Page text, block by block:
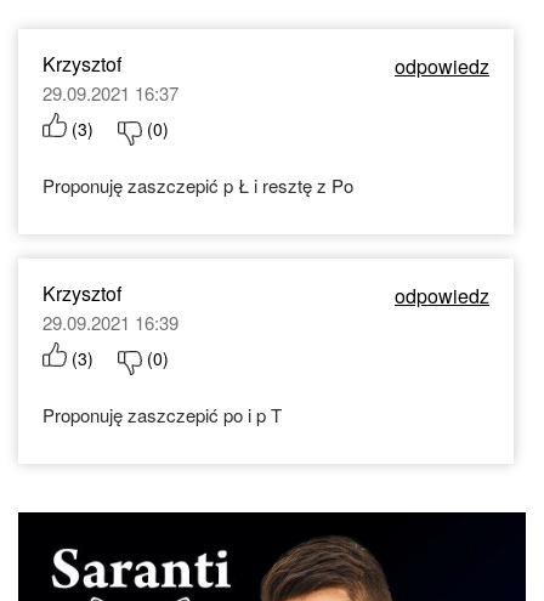
Krzysztof odpowiedz
29.09.2021 16:37
(3) (0)
Proponuję zaszczepić p Ł i resztę z Po
Krzysztof odpowiedz
29.09.2021 16:39
(3) (0)
Proponuję zaszczepić po i p T